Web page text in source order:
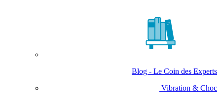
Blog - Le Coin des Experts
Vibration & Choc